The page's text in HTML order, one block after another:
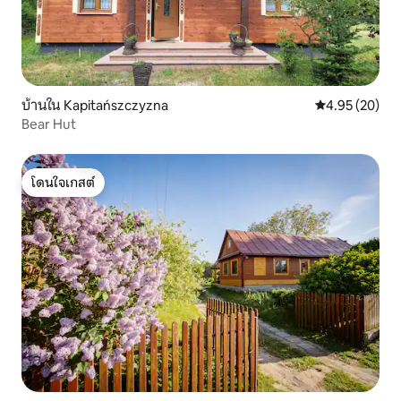
บ้านใน Kapitańszczyzna คะแนนเฉลี่ย
4.95 (20)
Bear Hut
โดนใจเกสต์
โดนใจเกสต์